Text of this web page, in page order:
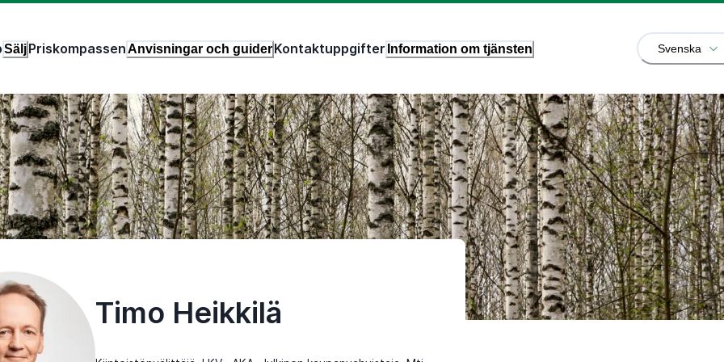
SäljPriskompassenAnvisningar och guiderKontaktuppgifter Information om tjänsten Svenska
Timo Heikkilä